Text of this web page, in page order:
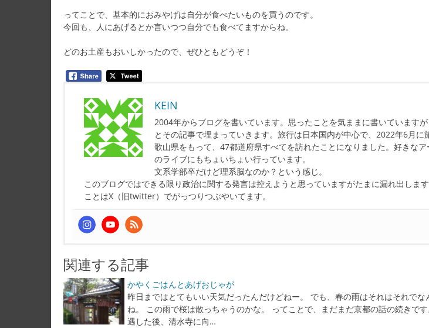
ってことで、基本的におみやげは自分が食べたいものを買うのです。
今回も、人にあげるとか言いつつ自分でも食べてますからね。
どのお土産もおいしかったので、ぜひともどうぞ！
KEIN
2004年からブログを書いています。思ったことを気ままに書いています
とその記事で埋まっていきます。旅行は日本国内が中心で、2022年6月に
歌山県をもって、47都道府県すべてを訪れたことになりました。好きなア
のライブにもちょいちょい行っています。
文系学部卒だけど理系脳なのか？という感じ。
このブログではできる限り政治に関する発言は控えようと思っていますがたまに漏れ出しま
ことはX（旧twitter）でがっつりつぶやいてます。
関連する記事
かやくごはんとあげおじゃが
昨日まではとてもいい天気だったんだけどねー。 でも、春の雨はそれはそれでな
ね。 この雨で桜は散っちゃうのかな。 ってことで、まだまだ京都の話の続きで
遇した後、清水寺に向…